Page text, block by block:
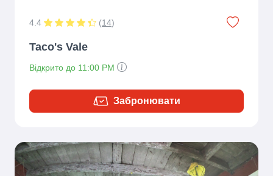
4.4 (14)
Taco's Vale
Відкрито до 11:00 PM
Забронювати